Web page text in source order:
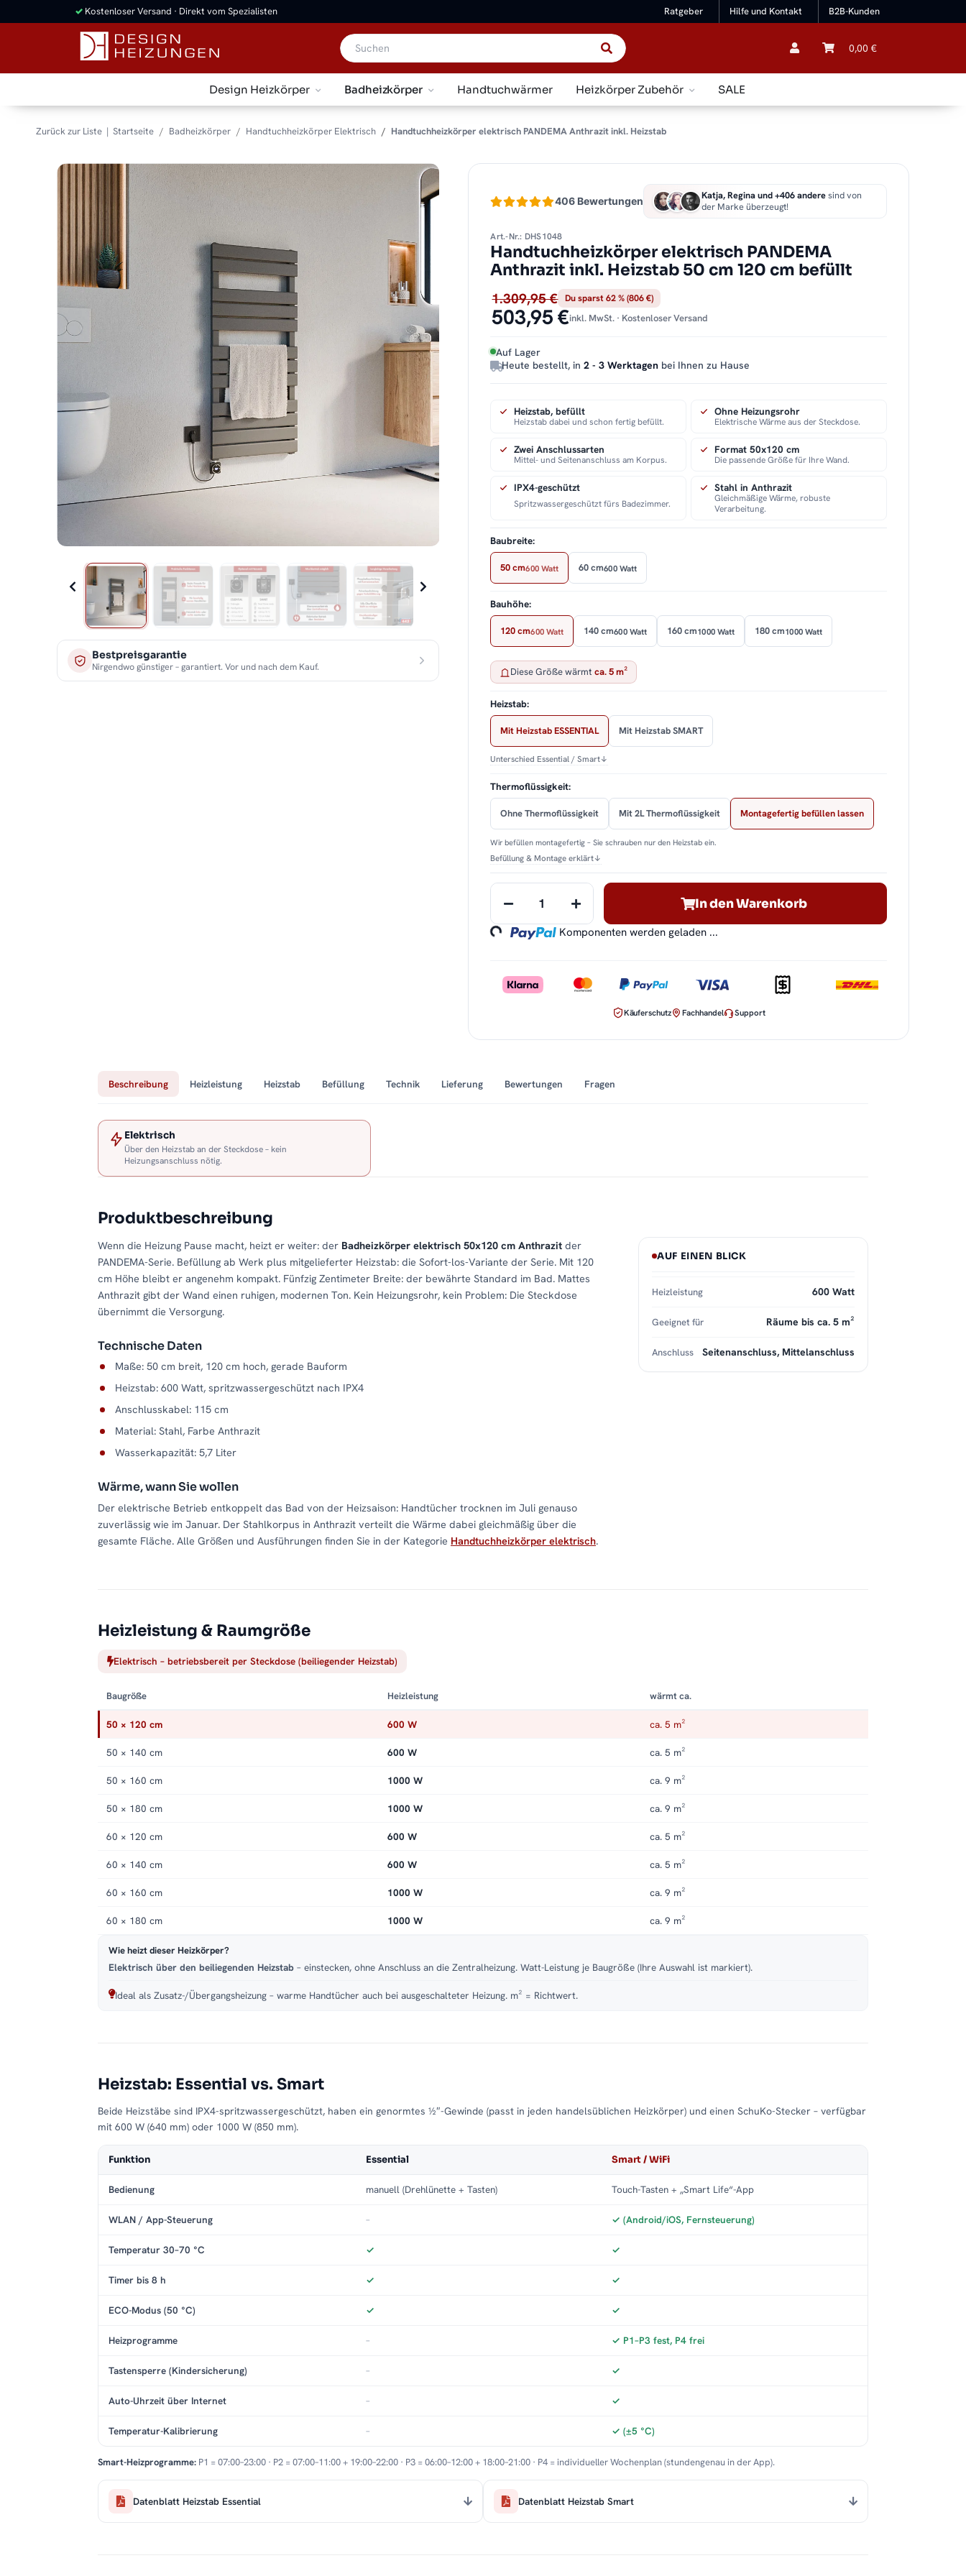
Ratgeber Hilfe und Kontakt B2B-Kunden
✓ Kostenloser Versand · Direkt vom Spezialisten
0,00 €
Design Heizkörper Badheizkörper Handtuchwärmer Heizkörper Zubehör SALE
Zurück zur Liste Startseite Badheizkörper Handtuchheizkörper Elektrisch Handtuchheizkörper elektrisch PANDEMA Anthrazit inkl. Heizstab
Bestpreisgarantie
Nirgendwo günstiger – garantiert. Vor und nach dem Kauf.
406 Bewertungen Katja, Regina und +406 anderesind von
der Marke überzeugt!
Art.-Nr.: DHS1048
Handtuchheizkörper elektrisch PANDEMA
Anthrazit inkl. Heizstab 50 cm 120 cm befüllt
1.309,95 € Du sparst 62 % (806 €)
503,95 €inkl. MwSt. · Kostenloser Versand
Auf Lager
Heute bestellt, in2 - 3 Werktagen bei Ihnen zu Hause
Heizstab, befüllt
Heizstab dabei und schon fertig befüllt.
Ohne Heizungsrohr
Elektrische Wärme aus der Steckdose.
Zwei Anschlussarten
Mittel- und Seitenanschluss am Korpus.
Format 50x120 cm
Die passende Größe für Ihre Wand.
IPX4-geschützt
Spritzwassergeschützt fürs Badezimmer.
Stahl in Anthrazit
Gleichmäßige Wärme, robuste
Verarbeitung.
Baubreite:
50 cm600 Watt 60 cm600 Watt
Bauhöhe:
120 cm600 Watt 140 cm600 Watt 160 cm1000 Watt 180 cm1000 Watt
Diese Größe wärmtca. 5 m²
Heizstab:
Mit Heizstab ESSENTIAL Mit Heizstab SMART
Unterschied Essential / Smart↓
Thermoflüssigkeit:
Ohne Thermoflüssigkeit Mit 2L Thermoflüssigkeit Montagefertig befüllen lassen
Wir befüllen montagefertig – Sie schrauben nur den Heizstab ein.
Befüllung & Montage erklärt↓
In den Warenkorb
Loading... Komponenten werden geladen ...
Käuferschutz Fachhandel Support
Beschreibung Heizleistung Heizstab Befüllung Technik Lieferung Bewertungen Fragen
Elektrisch
Über den Heizstab an der Steckdose – kein
Heizungsanschluss nötig.
Produktbeschreibung
Wenn die Heizung Pause macht, heizt er weiter: der Badheizkörper elektrisch 50x120 cm Anthrazit der
PANDEMA-Serie. Befüllung ab Werk plus mitgelieferter Heizstab: die Sofort-los-Variante der Serie. Mit 120
cm Höhe bleibt er angenehm kompakt. Fünfzig Zentimeter Breite: der bewährte Standard im Bad. Mattes
Anthrazit gibt der Wand einen ruhigen, modernen Ton. Kein Heizungsrohr, kein Problem: Die Steckdose
übernimmt die Versorgung.
Technische Daten
Maße: 50 cm breit, 120 cm hoch, gerade Bauform
Heizstab: 600 Watt, spritzwassergeschützt nach IPX4
Anschlusskabel: 115 cm
Material: Stahl, Farbe Anthrazit
Wasserkapazität: 5,7 Liter
Wärme, wann Sie wollen
Der elektrische Betrieb entkoppelt das Bad von der Heizsaison: Handtücher trocknen im Juli genauso
zuverlässig wie im Januar. Der Stahlkorpus in Anthrazit verteilt die Wärme dabei gleichmäßig über die
gesamte Fläche. Alle Größen und Ausführungen finden Sie in der Kategorie Handtuchheizkörper elektrisch.
AUF EINEN BLICK
Heizleistung 600 Watt
Geeignet für Räume bis ca. 5 m²
Anschluss Seitenanschluss, Mittelanschluss
Heizleistung & Raumgröße
Elektrisch – betriebsbereit per Steckdose (beiliegender Heizstab)
Baugröße Heizleistung wärmt ca.
50 × 120 cm 600 W ca. 5 m²
50 × 140 cm 600 W ca. 5 m²
50 × 160 cm 1000 W ca. 9 m²
50 × 180 cm 1000 W ca. 9 m²
60 × 120 cm 600 W ca. 5 m²
60 × 140 cm 600 W ca. 5 m²
60 × 160 cm 1000 W ca. 9 m²
60 × 180 cm 1000 W ca. 9 m²
Wie heizt dieser Heizkörper?
Elektrisch über den beiliegenden Heizstab – einstecken, ohne Anschluss an die Zentralheizung. Watt-Leistung je Baugröße (Ihre Auswahl ist markiert).
Ideal als Zusatz-/Übergangsheizung – warme Handtücher auch bei ausgeschalteter Heizung. m² = Richtwert.
Heizstab: Essential vs. Smart
Beide Heizstäbe sind IPX4-spritzwassergeschützt, haben ein genormtes ½″-Gewinde (passt in jeden handelsüblichen Heizkörper) und einen SchuKo-Stecker – verfügbar
mit 600 W (640 mm) oder 1000 W (850 mm).
Funktion Essential Smart / WiFi
Bedienung manuell (Drehlünette + Tasten) Touch-Tasten + „Smart Life“-App
WLAN / App-Steuerung – ✓ (Android/iOS, Fernsteuerung)
Temperatur 30–70 °C ✓ ✓
Timer bis 8 h ✓ ✓
ECO-Modus (50 °C) ✓ ✓
Heizprogramme – ✓ P1–P3 fest, P4 frei
Tastensperre (Kindersicherung) – ✓
Auto-Uhrzeit über Internet – ✓
Temperatur-Kalibrierung – ✓ (±5 °C)
Smart-Heizprogramme: P1 = 07:00–23:00 · P2 = 07:00–11:00 + 19:00–22:00 · P3 = 06:00–12:00 + 18:00–21:00 · P4 = individueller Wochenplan (stundengenau in der App).
Datenblatt Heizstab Essential Datenblatt Heizstab Smart